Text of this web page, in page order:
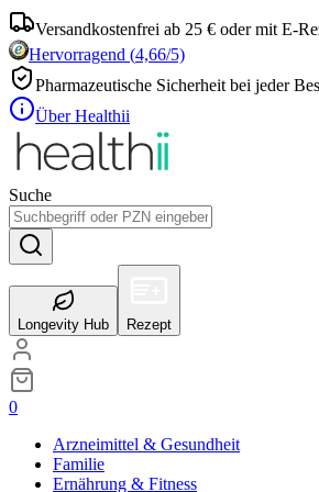
Versandkostenfrei ab 25 € oder mit E-
Hervorragend (4,66/5)
Pharmazeutische Sicherheit bei jeder
Über Healthii
Suche
Longevity Hub Rezept
0
Arzneimittel & Gesundheit
Familie
Ernährung & Fitness